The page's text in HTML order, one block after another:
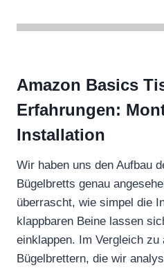
Amazon Basics
Erfahrungen:
Installation
Wir haben uns den Aufbau
Bügelbretts genau
überrascht, wie simpel die
klappbaren Beine lassen
einklappen. Im Vergleich zu
Bügelbrettern, die wir